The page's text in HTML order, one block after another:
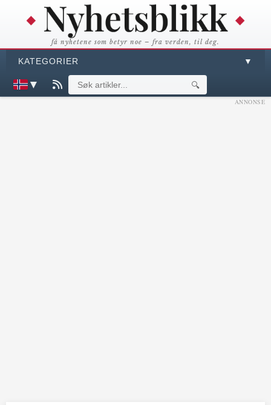
få nyhetene som betyr noe – fra verden, til deg.
KATEGORIER ▼
▼ 🔍
ANNONSE